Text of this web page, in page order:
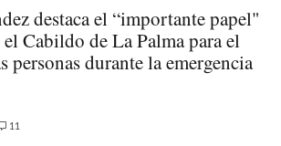
destaca el “importante papel"
Cabildo de La Palma para el
personas durante la emergencia
11